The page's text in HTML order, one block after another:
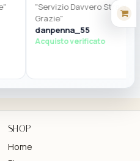
"Servizio Davvero
Grazie"
danpenna_55
Acquisto verificato
SHOP
Home